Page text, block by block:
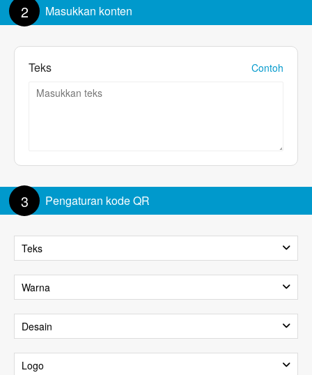
2 Masukkan konten
Teks Contoh
3 Pengaturan kode QR
Teks
Tampilkan Teks
Ukuran teks:100%
Warna
Desain
Logo